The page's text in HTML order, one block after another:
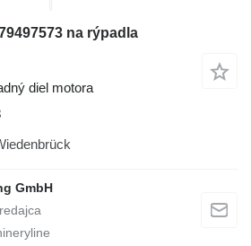
na rýpadla
diel motora
GmbH